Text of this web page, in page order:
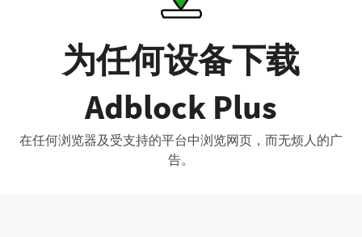
为任何设备下载
Adblock Plus
在任何浏览器及受支持的平台中浏览网页，而无烦人的广
告。